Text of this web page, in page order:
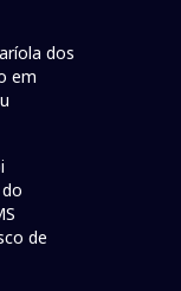
dos
em
de